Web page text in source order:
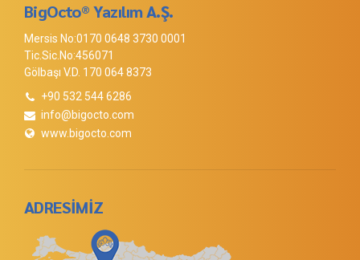
BigOcto® Yazılım A.Ş.
Mersis No:0170 0648 3730 0001
Tic.Sic.No:456071
Gölbaşı V.D. 170 064 8373
+90 532 544 6286
info@bigocto.com
www.bigocto.com
ADRESİMİZ